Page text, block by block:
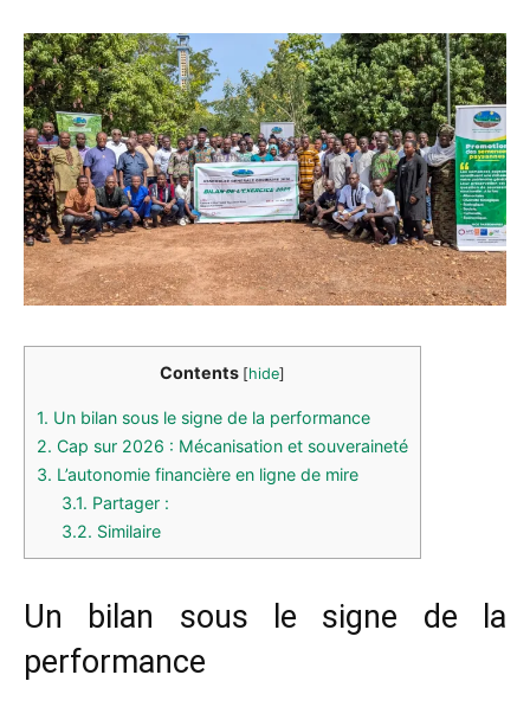
Contents [hide]
1. Un bilan sous le signe de la performance
2. Cap sur 2026 : Mécanisation et souveraineté
3. L’autonomie financière en ligne de mire
3.1. Partager :
3.2. Similaire
Un bilan sous le signe de la
performance